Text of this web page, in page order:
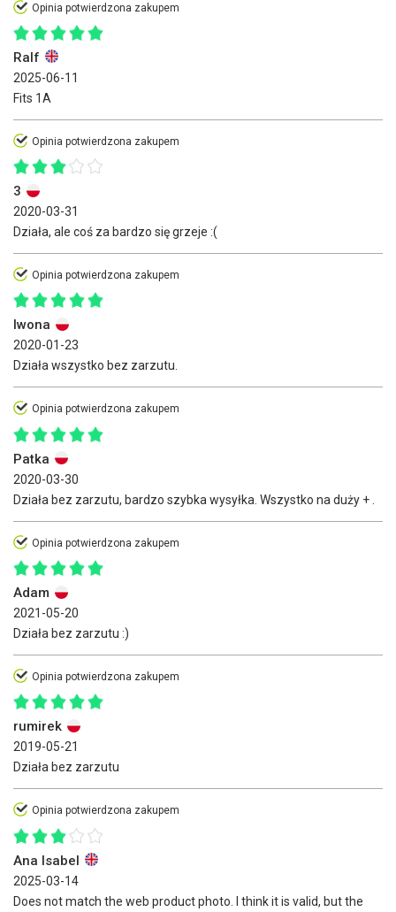
Opinia potwierdzona zakupem
Ralf
2025-06-11
Fits 1A
Opinia potwierdzona zakupem
3
2020-03-31
Działa, ale coś za bardzo się grzeje :(
Opinia potwierdzona zakupem
Iwona
2020-01-23
Działa wszystko bez zarzutu.
Opinia potwierdzona zakupem
Patka
2020-03-30
Działa bez zarzutu, bardzo szybka wysyłka. Wszystko na duży + .
Opinia potwierdzona zakupem
Adam
2021-05-20
Działa bez zarzutu :)
Opinia potwierdzona zakupem
rumirek
2019-05-21
Działa bez zarzutu
Opinia potwierdzona zakupem
Ana Isabel
2025-03-14
Does not match the web product photo. I think it is valid, but the